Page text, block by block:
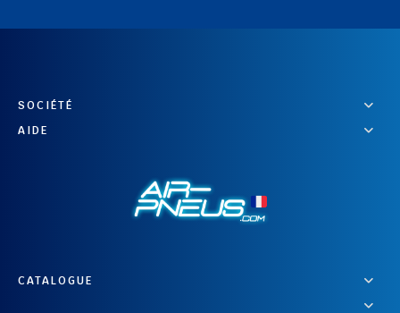
SOCIÉTÉ
AIDE
CATALOGUE